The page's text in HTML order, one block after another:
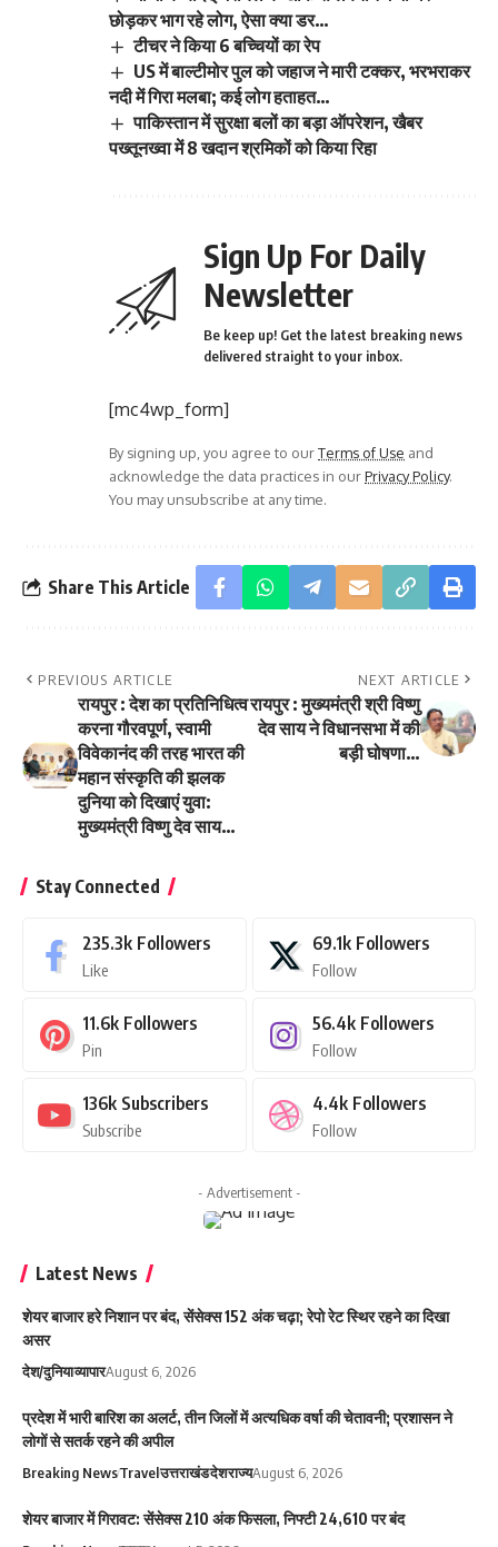
छोड़कर भाग रहे लोग, ऐसा क्या डर…
टीचर ने किया 6 बच्चियों का रेप
US में बाल्टीमोर पुल को जहाज ने मारी टक्कर, भरभराकर
नदी में गिरा मलबा; कई लोग हताहत…
पाकिस्तान में सुरक्षा बलों का बड़ा ऑपरेशन, खैबर
पख्तूनख्वा में 8 खदान श्रमिकों को किया रिहा
Sign Up For Daily
Newsletter
Be keep up! Get the latest breaking news
delivered straight to your inbox.
[mc4wp_form]
By signing up, you agree to ourTerms of Use and
acknowledge the data practices in ourPrivacy Policy.
You may unsubscribe at any time.
Share This Article
PREVIOUS ARTICLE
रायपुर : देश का प्रतिनिधित्व
करना गौरवपूर्ण, स्वामी
विवेकानंद की तरह भारत की
महान संस्कृति की झलक
दुनिया को दिखाएं युवा:
मुख्यमंत्री विष्णु देव साय…
NEXT ARTICLE
रायपुर : मुख्यमंत्री श्री विष्णु
देव साय ने विधानसभा में की
बड़ी घोषणा…
Stay Connected
235.3k Followers
Like
69.1k Followers
Follow
11.6k Followers
Pin
56.4k Followers
Follow
136k Subscribers
Subscribe
4.4k Followers
Follow
- Advertisement -
Latest News
शेयर बाजार हरे निशान पर बंद, सेंसेक्स 152 अंक चढ़ा; रेपो रेट स्थिर रहने का दिखा
असर
देश/दुनियाव्यापारAugust 6, 2026
प्रदेश में भारी बारिश का अलर्ट, तीन जिलों में अत्यधिक वर्षा की चेतावनी; प्रशासन ने
लोगों से सतर्क रहने की अपील
Breaking NewsTravelउत्तराखंडदेशराज्यAugust 6, 2026
शेयर बाजार में गिरावट: सेंसेक्स 210 अंक फिसला, निफ्टी 24,610 पर बंद